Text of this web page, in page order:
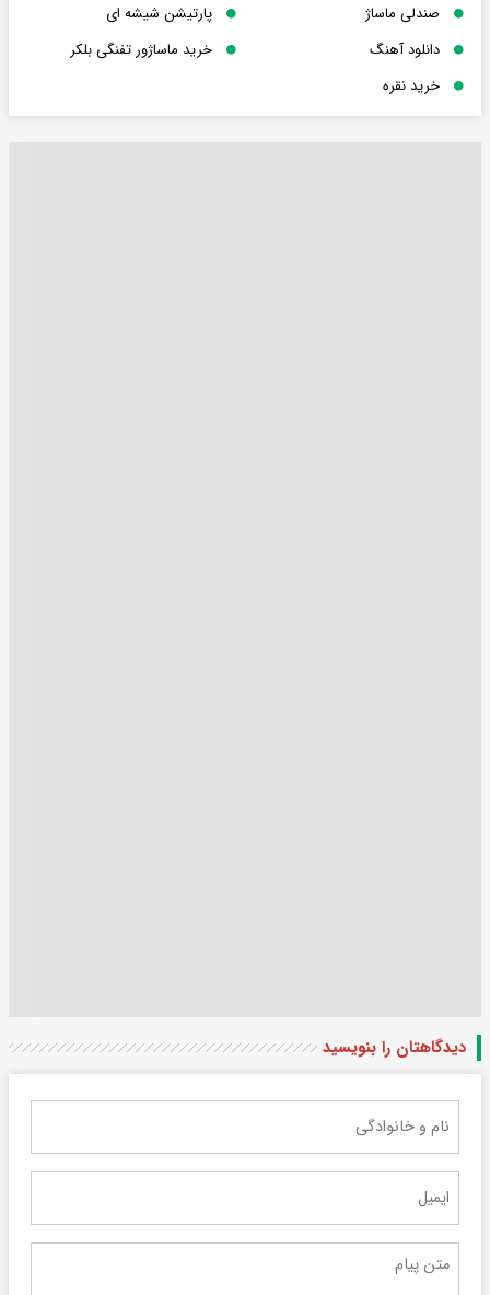
صندلی ماساژ
پارتیشن شیشه ای
دانلود آهنگ
خرید ماساژور تفنگی بلکر
خرید نقره
دیدگاهتان را بنویسید